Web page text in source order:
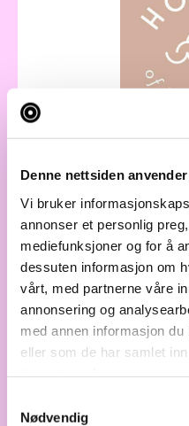
Denne nettsiden
Vi bruker
annonser et personlig
mediefunksjoner og for å
dessuten informasjon om
vårt, med partnerne våre
annonsering og
med annen informasjon du
eller som de har samlet
Nødvendig
House of
House of Movement
kvalitet og veiledning.
Treningssenter